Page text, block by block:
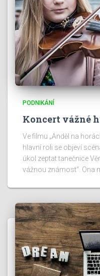
PODNIKÁNÍ
Koncert vážné
Ve filmu „Anděl na
hlavní roli se objeví
úkol zeptat tanečnice
vážnou známost“. Ona